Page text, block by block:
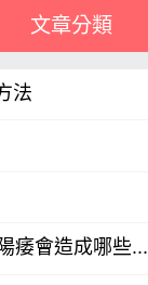
文章分類
法
痿會造成哪些...